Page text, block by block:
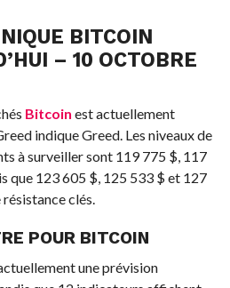
BITCOIN
– 10 OCTOBRE
Bitcoin est actuellement
indique Greed. Les niveaux de
à surveiller sont 119 775 $, 117
que 123 605 $, 125 533 $ et 127
clés.
POUR BITCOIN
une prévision